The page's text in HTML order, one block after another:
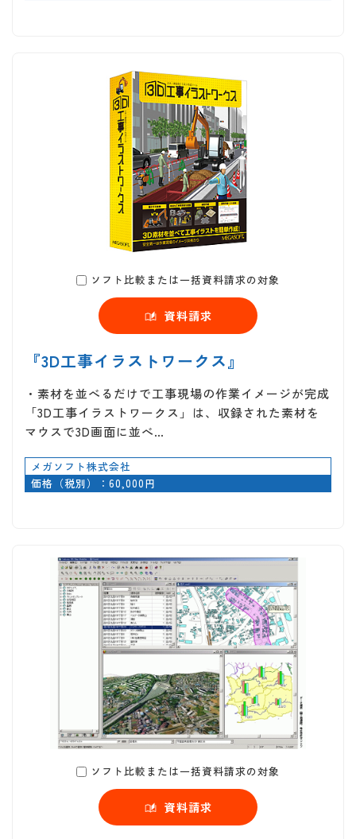
ソフト比較または一括資料請求の対象
資料請求
『3D工事イラストワークス』
・素材を並べるだけで工事現場の作業イメージが完成
「3D工事イラストワークス」は、収録された素材を
マウスで3D画面に並べ…
メガソフト株式会社
価格（税別）：60,000円
ソフト比較または一括資料請求の対象
資料請求